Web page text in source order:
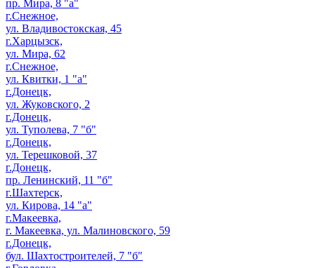
пр. Мира, 8 "а"
г.Снежное,
ул. Владивостокская, 45
г.Харцызск,
ул. Мира, 62
г.Снежное,
ул. Квитки, 1 "а"
г.Донецк,
ул. Жуковского, 2
г.Донецк,
ул. Туполева, 7 "б"
г.Донецк,
ул. Терешковой, 37
г.Донецк,
пр. Ленинский, 11 "б"
г.Шахтерск,
ул. Кирова, 14 "а"
г.Макеевка,
г. Макеевка, ул. Малиновского, 59
г.Донецк,
бул. Шахтостроителей, 7 "б"